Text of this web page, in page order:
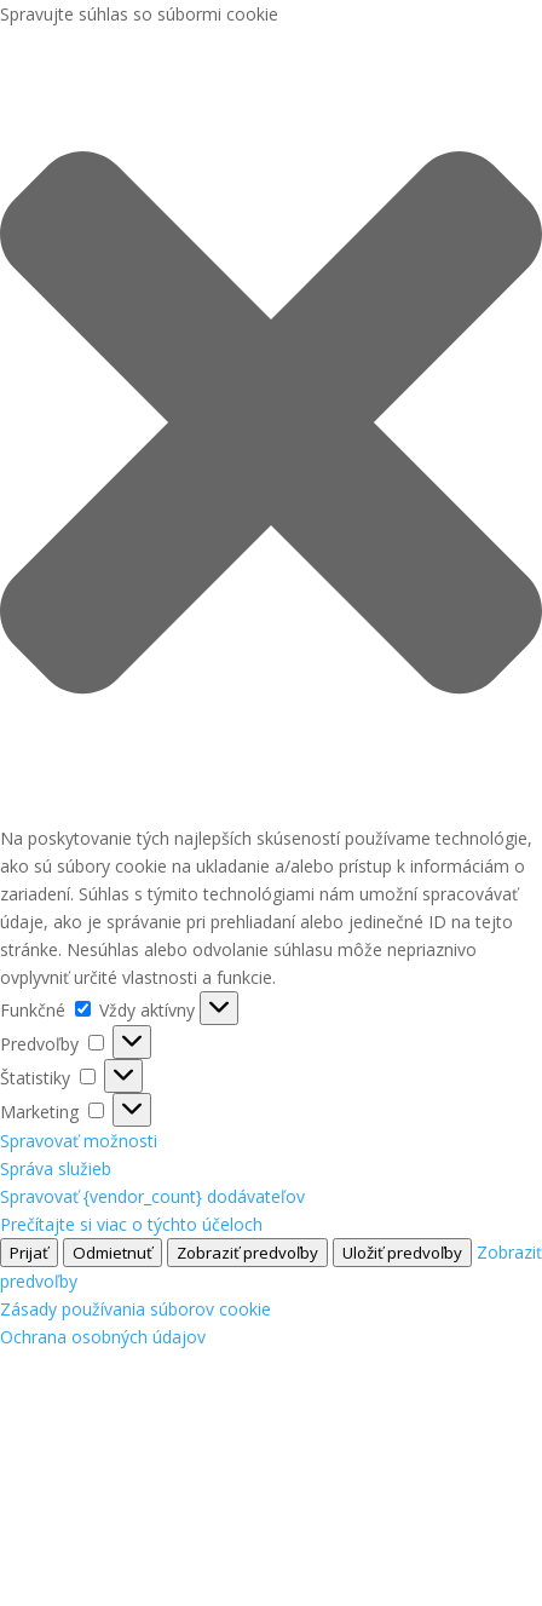
Spravujte súhlas so súbormi cookie
Na poskytovanie tých najlepších skúseností používame technológie,
ako sú súbory cookie na ukladanie a/alebo prístup k informáciám o
zariadení. Súhlas s týmito technológiami nám umožní spracovávať
údaje, ako je správanie pri prehliadaní alebo jedinečné ID na tejto
stránke. Nesúhlas alebo odvolanie súhlasu môže nepriaznivo
ovplyvniť určité vlastnosti a funkcie.
Funkčné
Funkčné
Vždy aktívny
Predvoľby
Predvoľby
Štatistiky
Štatistiky
Marketing
Marketing
Spravovať možnosti
Správa služieb
Spravovať {vendor_count} dodávateľov
Prečítajte si viac o týchto účeloch
Prijať Odmietnuť Zobraziť predvoľby Uložiť predvoľby
Zobraziť
predvoľby
Zásady používania súborov cookie
Ochrana osobných údajov